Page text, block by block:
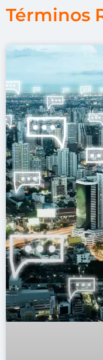
Términos